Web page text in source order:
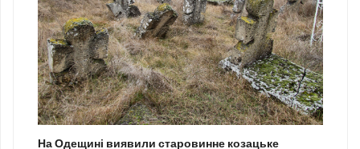
На Одещині виявили старовинне козацьке